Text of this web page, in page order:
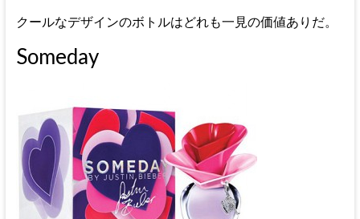
クールなデザインのボトルはどれも一見の価値ありだ。
Someday